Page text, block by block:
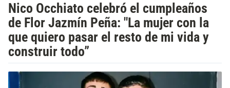
Nico Occhiato celebró el cumpleaños
de Flor Jazmín Peña: "La mujer con la
que quiero pasar el resto de mi vida y
construir todo”